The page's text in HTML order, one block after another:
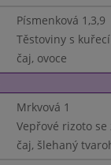
Písmenková 1,3,9
Těstoviny s
čaj, ovoce
Mrkvová 1
Vepřové rizoto
čaj, šlehaný